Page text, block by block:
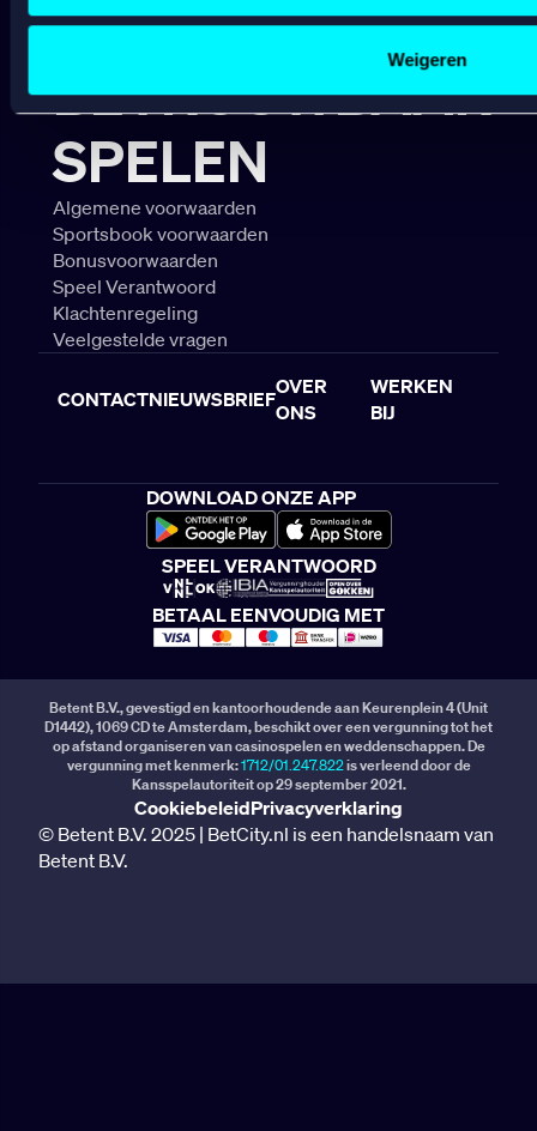
Sociale media functionaliteit.
Weigeren
BETROUWBAAR
SPELEN
Algemene voorwaarden
Sportsbook voorwaarden
Bonusvoorwaarden
Speel Verantwoord
Klachtenregeling
Veelgestelde vragen
CONTACTNIEUWSBRIEF
OVER
ONS
WERKEN
BIJ
DOWNLOAD ONZE APP
SPEEL VERANTWOORD
BETAAL EENVOUDIG MET
Betent B.V., gevestigd en kantoorhoudende aan Keurenplein 4 (Unit
D1442), 1069 CD te Amsterdam, beschikt over een vergunning tot het
op afstand organiseren van casinospelen en weddenschappen. De
vergunning met kenmerk:1712/01.247.822is verleend door de
Kansspelautoriteit op 29 september 2021.
CookiebeleidPrivacyverklaring
© Betent B.V. 2025 | BetCity.nl is een handelsnaam van
Betent B.V.